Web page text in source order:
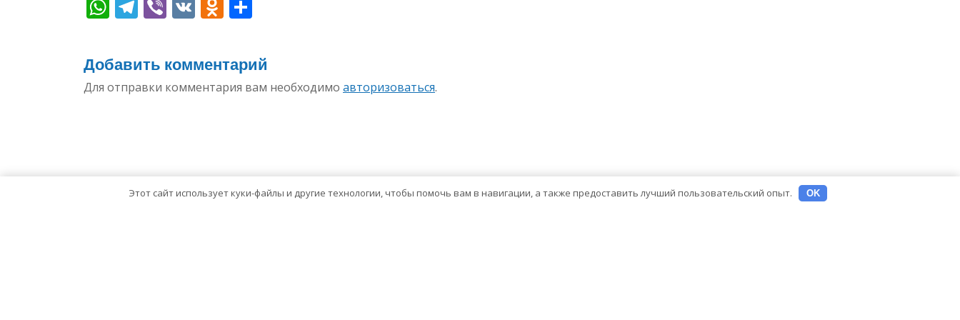
WhatsApp
Telegram
Viber
VK Odnoklassniki
Добавить комментарий
Для отправки комментария вам необходимо авторизоваться.
Этот сайт использует куки-файлы и другие технологии, чтобы помочь вам в навигации, а также предоставить лучший пользовательский опыт. OK